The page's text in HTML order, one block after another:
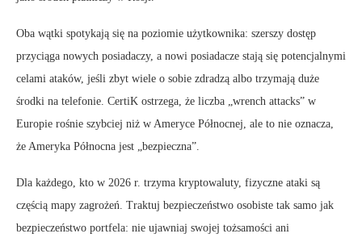
Oba wątki spotykają się na poziomie użytkownika: szerszy dostęp
przyciąga nowych posiadaczy, a nowi posiadacze stają się potencjalnymi
celami ataków, jeśli zbyt wiele o sobie zdradzą albo trzymają duże
środki na telefonie. CertiK ostrzega, że liczba „wrench attacks” w
Europie rośnie szybciej niż w Ameryce Północnej, ale to nie oznacza,
że Ameryka Północna jest „bezpieczna”.
Dla każdego, kto w 2026 r. trzyma kryptowaluty, fizyczne ataki są
częścią mapy zagrożeń. Traktuj bezpieczeństwo osobiste tak samo jak
bezpieczeństwo portfela: nie ujawniaj swojej tożsamości ani